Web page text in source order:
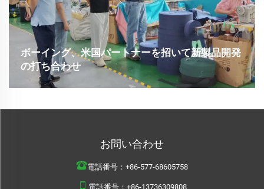
ボーイング、米国パートナーを招いて新製品開発
の打ち合わせ
ボーイングは2025年2月28日に米国パートナーの代表レニー様を
お問い合わせ
電話番号： +86-577-68605758
電話番号： +86-13736309808